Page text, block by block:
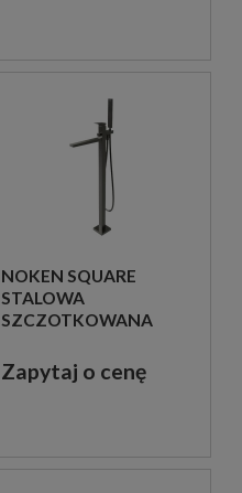
NOKEN SQUARE
STALOWA
SZCZOTKOWANA
JEDNOUCHWYTOWA
BATERIA WANNOWA
Zapytaj o cenę